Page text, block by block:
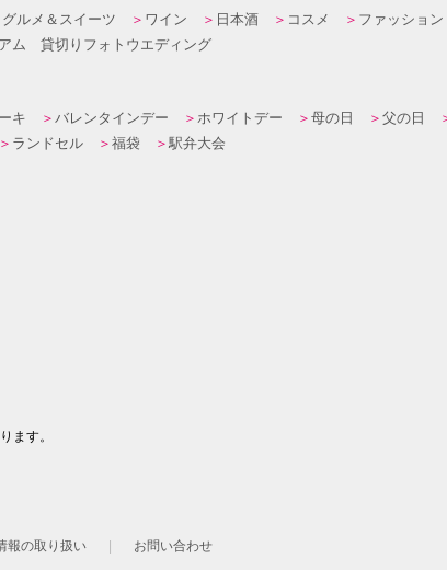
ルメ＆スイーツ ワイン 日本酒 コスメ
ファッション
ム 貸切りフォトウエディング
キ バレンタインデー ホワイトデー 母の日 父の日
ランドセル 福袋 駅弁大会
ます。
報の取り扱い お問い合わせ